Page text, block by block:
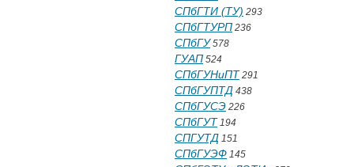
СПбГТИ (ТУ) 293
СПбГТУРП 236
СПбГУ578
ГУАП 524
СПбГУНиПТ 291
СПбГУПТД 438
СПбГУСЭ 226
СПбГУТ 194
СПГУТД 151
СПбГУЭФ 145